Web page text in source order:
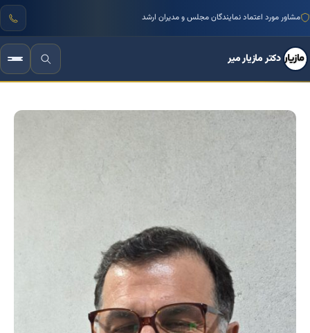
منتور بیش از ۱۰۰۰ کسب‌وکار ایرانی
دکتر مازیار میر